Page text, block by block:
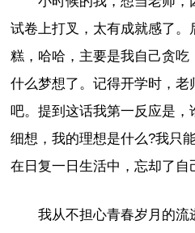
试卷上打叉，太有成就感了。
糕，哈哈，主要是我自己贪
什么梦想了。记得开学时，
吧。提到这话我第一反应是
细想，我的理想是什么?我只
在日复一日生活中，忘却了
我从不担心青春岁月的流